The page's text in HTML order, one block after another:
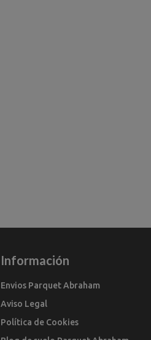
Información
Envios Parquet Abraham
Aviso Legal
Política de Cookies